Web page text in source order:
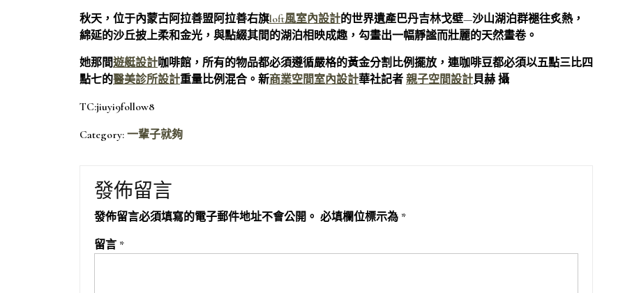
秋天，位于內蒙古阿拉善盟阿拉善右旗loft風室內設計的世界遺產巴丹吉林戈壁—沙山湖泊群褪往炙熱，
綿延的沙丘披上柔和金光，與點綴其間的湖泊相映成趣，勾畫出一幅靜謐而壯麗的天然畫卷。
她那間遊艇設計咖啡館，所有的物品都必須遵循嚴格的黃金分割比例擺放，連咖啡豆都必須以五點三比四
點七的醫美診所設計重量比例混合。新商業空間室內設計華社記者 親子空間設計貝赫 攝
TC:jiuyi9follow8
Category: 一輩子就夠
發佈留言
發佈留言必須填寫的電子郵件地址不會公開。 必填欄位標示為 *
留言 *